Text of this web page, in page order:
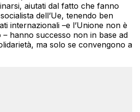
aiutati dal fatto che fanno
dell’Ue, tenendo ben
internazionali –e l’Unione non è
– hanno successo non in base ad
ma solo se convengono a